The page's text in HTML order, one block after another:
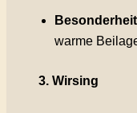
warme
3. Wirsing